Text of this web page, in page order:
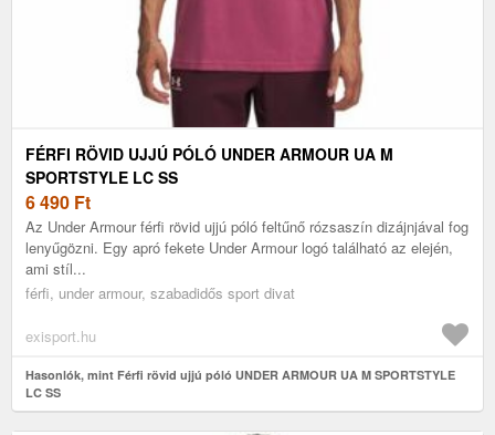
FÉRFI RÖVID UJJÚ PÓLÓ UNDER ARMOUR UA M
SPORTSTYLE LC SS
6 490 Ft
Az Under Armour férfi rövid ujjú póló feltűnő rózsaszín dizájnjával fog
lenyűgözni. Egy apró fekete Under Armour logó található az elején,
ami stíl...
férfi, under armour, szabadidős sport divat
exisport.hu
Hasonlók, mint Férfi rövid ujjú póló UNDER ARMOUR UA M SPORTSTYLE
LC SS